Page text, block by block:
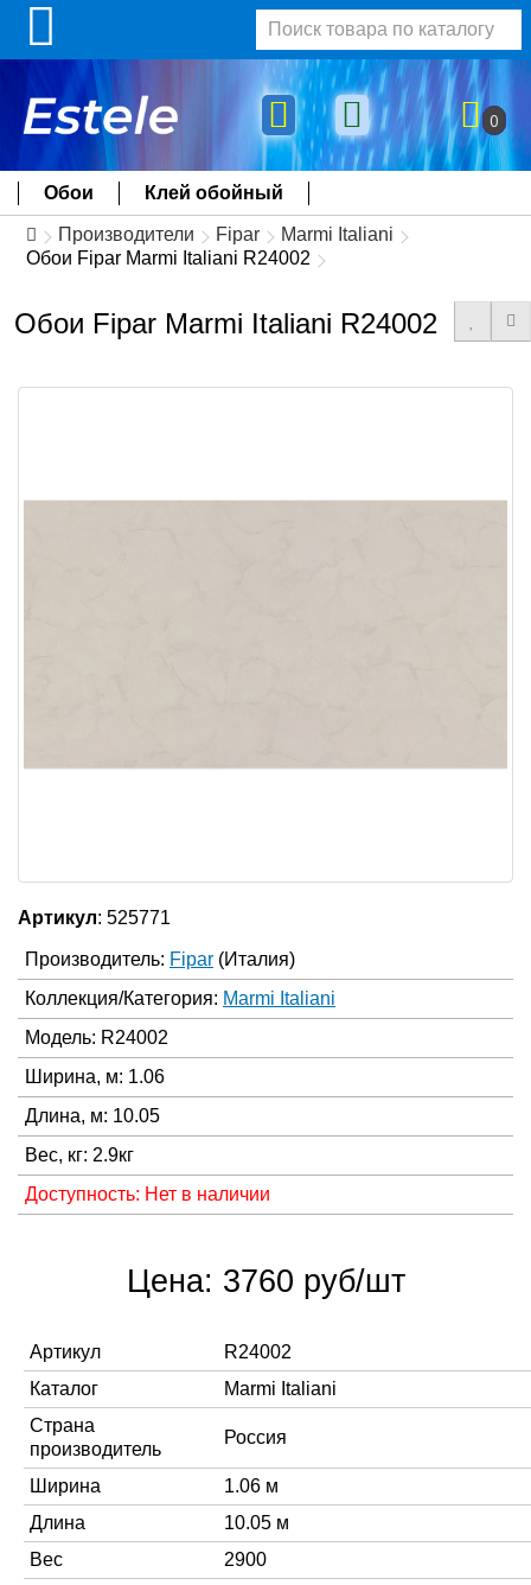
0
Обои Клей обойный
Производители Fipar
Marmi Italiani
Обои Fipar Marmi Italiani R24002
Обои Fipar Marmi Italiani R24002
Артикул: 525771
Производитель: Fipar (Италия)
Коллекция/Категория: Marmi Italiani
Модель: R24002
Ширина, м: 1.06
Длина, м: 10.05
Вес, кг: 2.9кг
Доступность: Нет в наличии
Цена: 3760 руб/шт
Артикул
R24002
Каталог
Marmi Italiani
Страна
производитель
Россия
Ширина
1.06 м
Длина
10.05 м
Вес
2900